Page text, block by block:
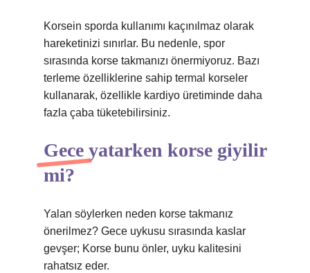
Korsein sporda kullanımı kaçınılmaz olarak
hareketinizi sınırlar. Bu nedenle, spor
sırasında korse takmanızı önermiyoruz. Bazı
terleme özelliklerine sahip termal korseler
kullanarak, özellikle kardiyo üretiminde daha
fazla çaba tüketebilirsiniz.
Gece yatarken korse giyilir
mi?
Yalan söylerken neden korse takmanız
önerilmez? Gece uykusu sırasında kaslar
gevşer; Korse bunu önler, uyku kalitesini
rahatsız eder.